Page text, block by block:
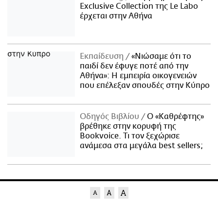
Exclusive Collection της Le Labo
έρχεται στην Αθήνα
Εκπαίδευση
«Νιώσαμε ότι το
παιδί δεν έφυγε ποτέ από την
Αθήνα»: Η εμπειρία οικογενειών
που επέλεξαν σπουδές στην Κύπρο
Οδηγός Βιβλίου
Ο «Καθρέφτης»
βρέθηκε στην κορυφή της
Bookvoice. Τι τον ξεχώρισε
ανάμεσα στα μεγάλα best sellers;